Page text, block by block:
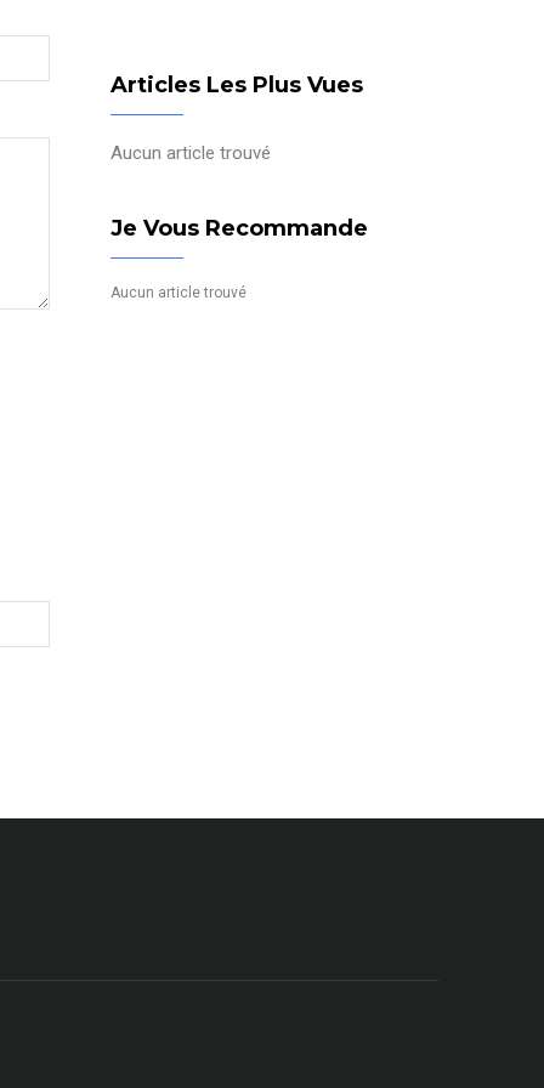
Articles Les Plus Vues
Aucun article trouvé
Je Vous Recommande
Aucun article trouvé